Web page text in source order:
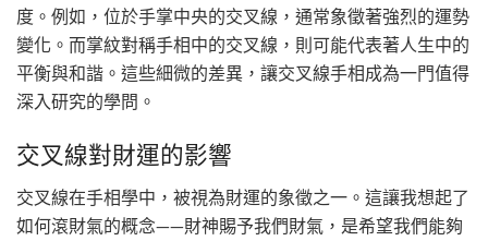
度。例如，位於手掌中央的交叉線，通常象徵著強烈的運勢
變化。而掌紋對稱手相中的交叉線，則可能代表著人生中的
平衡與和諧。這些細微的差異，讓交叉線手相成為一門值得
深入研究的學問。
交叉線對財運的影響
交叉線在手相學中，被視為財運的象徵之一。這讓我想起了
如何滾財氣的概念——財神賜予我們財氣，是希望我們能夠